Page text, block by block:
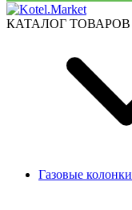
КАТАЛОГ ТОВАРОВ
Газовые колонки